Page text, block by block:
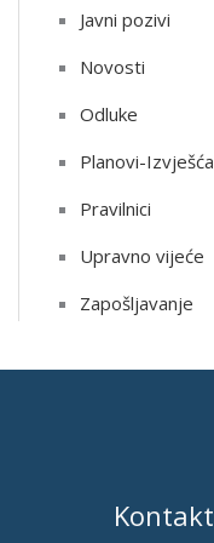
Javni pozivi
Novosti
Odluke
Planovi-Izvješća
Pravilnici
Upravno vijeće
Zapošljavanje
Kontakt